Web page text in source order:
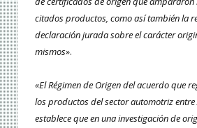
citados productos, como así también la
declaración jurada sobre el carácter
mismos».
«El Régimen de Origen del acuerdo que
los productos del sector automotriz entre
establece que en una investigación de